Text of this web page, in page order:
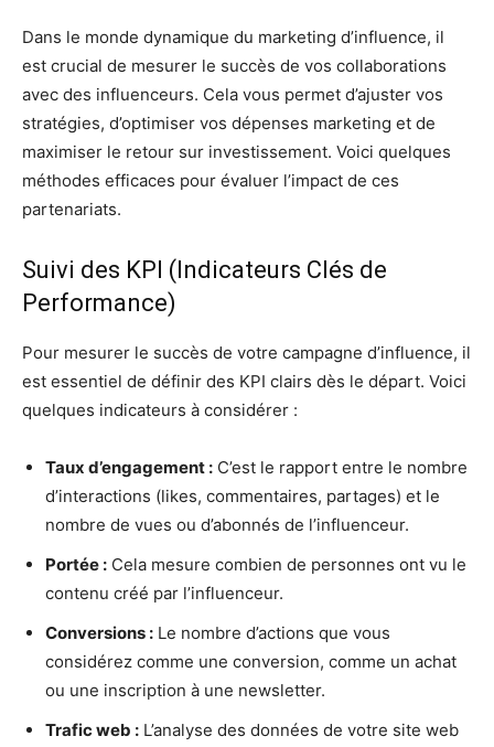
Dans le monde dynamique du marketing d’influence, il
est crucial de mesurer le succès de vos collaborations
avec des influenceurs. Cela vous permet d’ajuster vos
stratégies, d’optimiser vos dépenses marketing et de
maximiser le retour sur investissement. Voici quelques
méthodes efficaces pour évaluer l’impact de ces
partenariats.
Suivi des KPI (Indicateurs Clés de
Performance)
Pour mesurer le succès de votre campagne d’influence, il
est essentiel de définir des KPI clairs dès le départ. Voici
quelques indicateurs à considérer :
Taux d’engagement : C’est le rapport entre le nombre
d’interactions (likes, commentaires, partages) et le
nombre de vues ou d’abonnés de l’influenceur.
Portée : Cela mesure combien de personnes ont vu le
contenu créé par l’influenceur.
Conversions : Le nombre d’actions que vous
considérez comme une conversion, comme un achat
ou une inscription à une newsletter.
Trafic web : L’analyse des données de votre site web